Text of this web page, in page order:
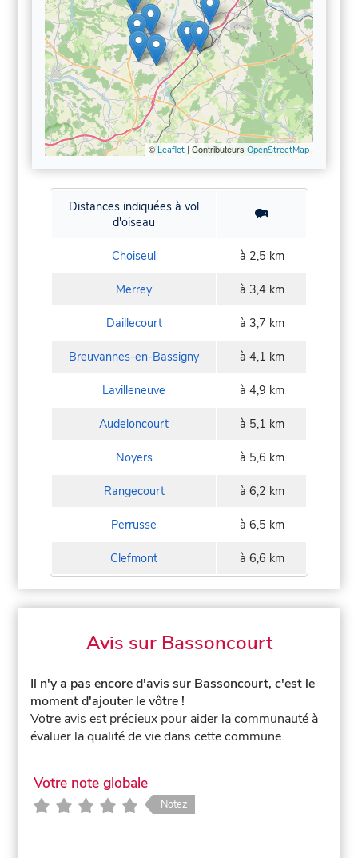
© Leaflet| Contributeurs OpenStreetMap
Distances indiquées à vol
d'oiseau
Choiseul à 2,5 km
Merrey à 3,4 km
Daillecourt à 3,7 km
Breuvannes-en-Bassigny à 4,1 km
Lavilleneuve à 4,9 km
Audeloncourt à 5,1 km
Noyers à 5,6 km
Rangecourt à 6,2 km
Perrusse à 6,5 km
Clefmont à 6,6 km
Avis sur Bassoncourt
Il n'y a pas encore d'avis sur Bassoncourt, c'est le
moment d'ajouter le vôtre !
Votre avis est précieux pour aider la communauté à
évaluer la qualité de vie dans cette commune.
Votre note globale
Notez